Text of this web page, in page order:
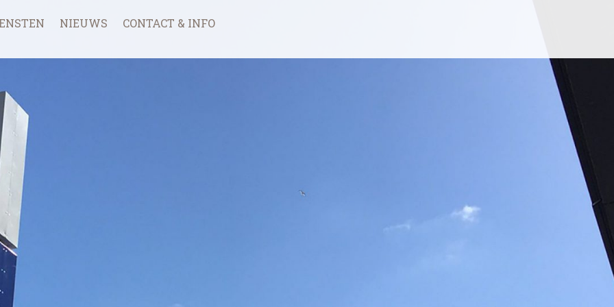
NIEUWS CONTACT & INFO